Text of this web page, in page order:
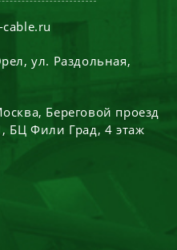
cable.ru
,ул. Раздольная,
, Береговой проезд
БЦ Фили Град, 4 этаж